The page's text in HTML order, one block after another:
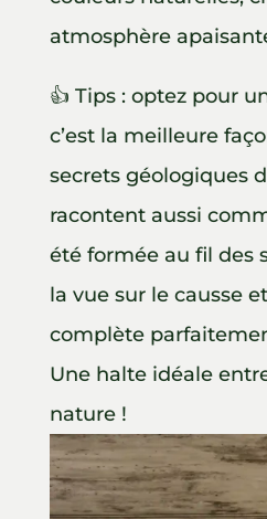
atmosphère
👍 Tips : optez pour
c’est la meilleure
secrets géologiques
racontent aussi
été formée au fil des
la vue sur le causse
complète
Une halte idéale
nature !